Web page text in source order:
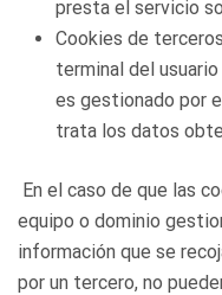
presta el servicio
Cookies de
terminal del
es gestionado por
trata los datos
En el caso de que las
equipo o dominio
información que se
por un tercero, no